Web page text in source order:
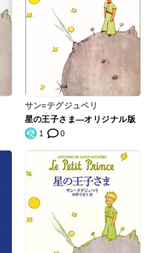
サン=テグジュペリ
星の王子さま―オリジナル版
1 0